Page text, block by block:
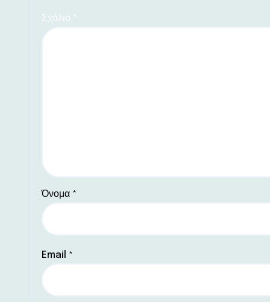
Σχόλιο *
Όνομα *
Email *